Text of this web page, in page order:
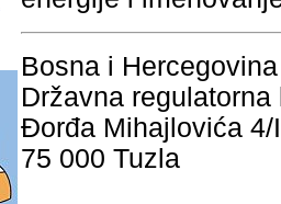
Bosna i Hercegovina
Državna
Đorđa Mihajlovića 4/
75 000 Tuzla